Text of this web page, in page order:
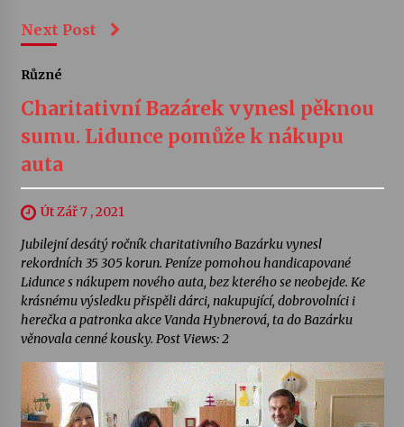
Next Post
Různé
Charitativní Bazárek vynesl pěknou
sumu. Lidunce pomůže k nákupu
auta
Út Zář 7 , 2021
Jubilejní desátý ročník charitativního Bazárku vynesl
rekordních 35 305 korun. Peníze pomohou handicapované
Lidunce s nákupem nového auta, bez kterého se neobejde. Ke
krásnému výsledku přispěli dárci, nakupující, dobrovolníci i
herečka a patronka akce Vanda Hybnerová, ta do Bazárku
věnovala cenné kousky. Post Views: 2